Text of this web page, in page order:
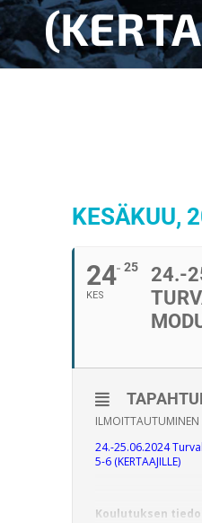
KESÄKUU,
24
KES
25
24.-
ILMOITTAUTUMINEN
24.-25.06.2024
5-6 (KERTAAJILLE)
Koulutuksen